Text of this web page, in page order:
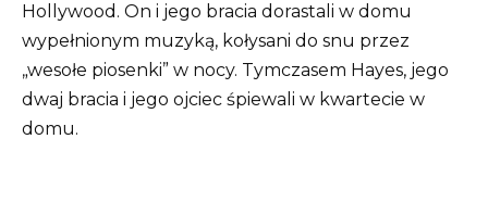
Hollywood. On i jego bracia dorastali w domu
wypełnionym muzyką, kołysani do snu przez
„wesołe piosenki” w nocy. Tymczasem Hayes, jego
dwaj bracia i jego ojciec śpiewali w kwartecie w
domu.